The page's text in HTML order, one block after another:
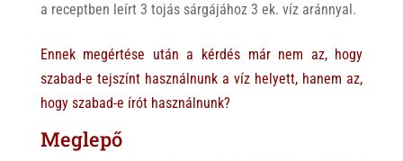
a receptben leírt 3 tojás sárgájához 3 ek. víz aránnyal.
Ennek megértése után a kérdés már nem az, hogy
szabad-e tejszínt használnunk a víz helyett, hanem az,
hogy szabad-e írót használnunk?
Meglepő